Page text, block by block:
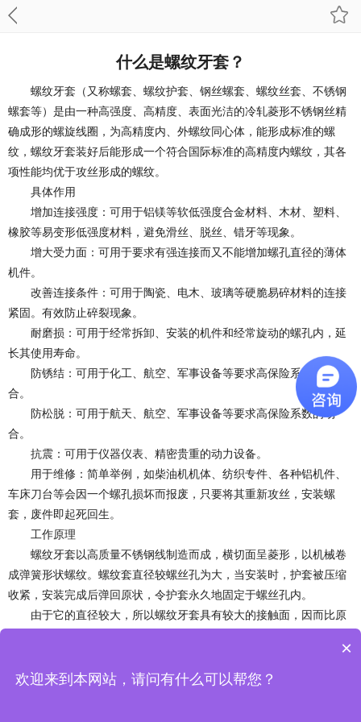
什么是螺纹牙套？
螺纹牙套（又称螺套、螺纹护套、钢丝螺套、螺纹丝套、不锈钢
螺套等）是由一种高强度、高精度、表面光洁的冷轧菱形不锈钢丝精
确成形的螺旋线圈，为高精度内、外螺纹同心体，能形成标准的螺
纹，螺纹牙套装好后能形成一个符合国际标准的高精度内螺纹，其各
项性能均优于攻丝形成的螺纹。
具体作用
增加连接强度：可用于铝镁等软低强度合金材料、木材、塑料、
橡胶等易变形低强度材料，避免滑丝、脱丝、错牙等现象。
增大受力面：可用于要求有强连接而又不能增加螺孔直径的薄体
机件。
改善连接条件：可用于陶瓷、电木、玻璃等硬脆易碎材料的连接
紧固。有效防止碎裂现象。
耐磨损：可用于经常拆卸、安装的机件和经常旋动的螺孔内，延
长其使用寿命。
防锈结：可用于化工、航空、军事设备等要求高保险系数的场
合。
防松脱：可用于航天、航空、军事设备等要求高保险系数的场
合。
抗震：可用于仪器仪表、精密贵重的动力设备。
用于维修：简单举例，如柴油机机体、纺织专件、各种铝机件、
车床刀台等会因一个螺孔损坏而报废，只要将其重新攻丝，安装螺
套，废件即起死回生。
工作原理
螺纹牙套以高质量不锈钢线制造而成，横切面呈菱形，以机械卷
成弹簧形状螺纹。螺纹套直径较螺丝孔为大，当安装时，护套被压缩
收紧，安装完成后弹回原状，令护套永久地固定于螺丝孔内。
由于它的直径较大，所以螺纹牙套具有较大的接触面，因而比原
×
欢迎来到本网站，请问有什么可以帮您？